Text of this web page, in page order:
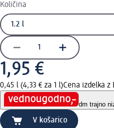
Količina
1,95 €
0,45 l (4,33 € za 1 l)Cena izdelka z
dm trajno
V košarico